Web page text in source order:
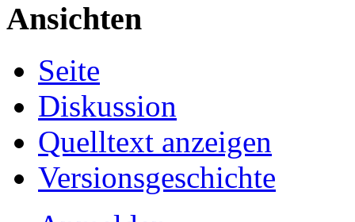
Ansichten
Seite
Diskussion
Quelltext anzeigen
Versionsgeschichte